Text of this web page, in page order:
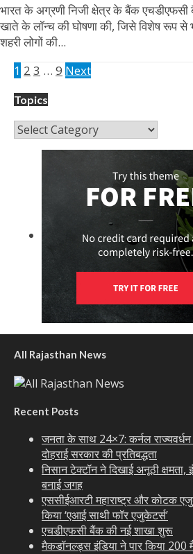
भारत के अग्रणी निजी क्षेत्र के बैंक
खाते के लॉन्च की घोषणा की, जिसे विशेष रूप से
शहरी लोगों की...
1 2 3 … 9 Next
Topics
Topics
All Rajasthan News
Recent Posts
जनता के साथ 24×7: कर्नल
दोहराई सरकार की प्रतिबद्धता
निसान टेक्टॉन ने दिखाई अनूठी
बनाई जगह
एससीईआरटी महाराष्ट्र और कोटक
किया ‘एआई साथी फॉर एजुकेटर्स’
एचडीएफसी बैंक की नई शाखा शुरू
मैकडॉनल्ड्स इंडिया ने पार किया